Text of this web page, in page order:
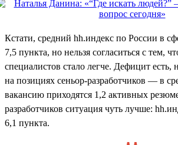
Кстати, средний hh.индекс по России в
7,5 пункта, но нельзя согласиться с тем,
специалистов стало легче. Дефицит есть,
на позициях сеньор-разработчиков — в
вакансию приходятся 1,2 активных
разработчиков ситуация чуть лучше:
6,1 пункта.